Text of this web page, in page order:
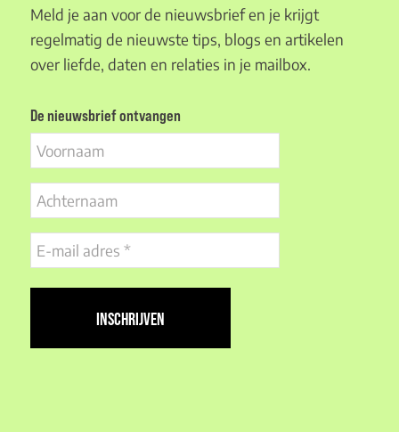
Meld je aan voor de nieuwsbrief en je krijgt
regelmatig de nieuwste tips, blogs en artikelen
over liefde, daten en relaties in je mailbox.
De nieuwsbrief ontvangen
Voornaam
Achternaam
E-
mail
adres